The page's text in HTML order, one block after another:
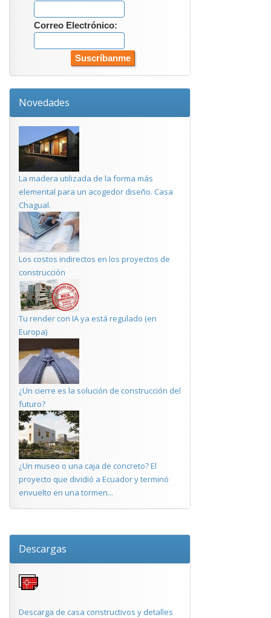
Correo Electrónico:
Novedades
La madera utilizada de la forma más
elemental para un acogedor diseño. Casa
Chagual.
Los costos indirectos en los proyectos de
construcción
Tu render con IA ya está regulado (en
Europa)
¿Un cierre es la solución de construcción del
futuro?
¿Un museo o una caja de concreto? El
proyecto que dividió a Ecuador y terminó
envuelto en una tormen...
Descargas
Descarga de casa constructivos y detalles